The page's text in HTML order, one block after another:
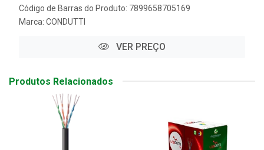
Código de Barras do Produto: 7899658705169
Marca: CONDUTTI
VER PREÇO
Produtos Relacionados